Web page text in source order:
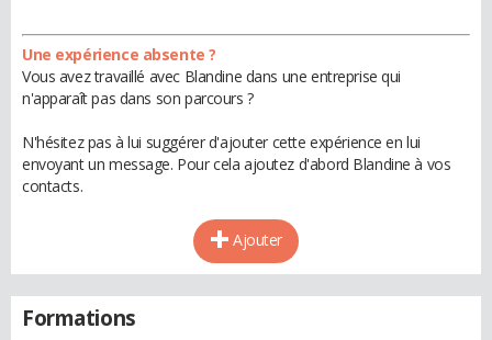
Une expérience absente ?
Vous avez travaillé avec Blandine dans une entreprise qui
n'apparaît pas dans son parcours ?
N'hésitez pas à lui suggérer d'ajouter cette expérience en lui
envoyant un message. Pour cela ajoutez d'abord Blandine à vos
contacts.
Ajouter
Formations